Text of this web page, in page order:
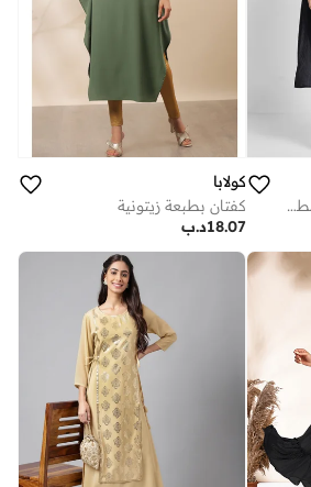
كورتي مخطط بتفاصيل مطرزة
كولابا
كفتان بطبعة زيتونية
د.ب18.07